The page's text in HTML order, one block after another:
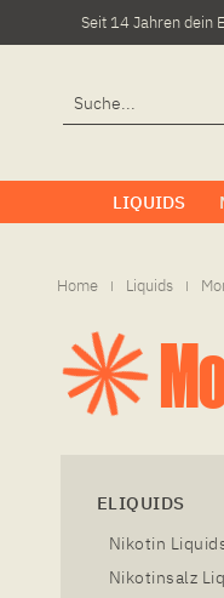
Seit 14 Jahren dein
LIQUIDS
Home | Liquids |
ELIQUIDS
Nikotin
Nikotinsalz